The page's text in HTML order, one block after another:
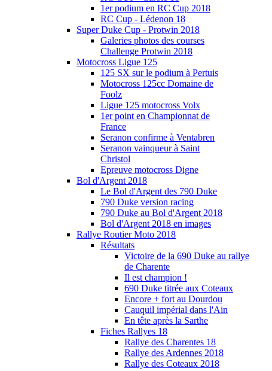
1er podium en RC Cup 2018
RC Cup - Lédenon 18
Super Duke Cup - Protwin 2018
Galeries photos des courses
Challenge Protwin 2018
Motocross Ligue 125
125 SX sur le podium à Pertuis
Motocross 125cc Domaine de
Foolz
Ligue 125 motocross Volx
1er point en Championnat de
France
Seranon confirme à Ventabren
Seranon vainqueur à Saint
Christol
Epreuve motocross Digne
Bol d'Argent 2018
Le Bol d'Argent des 790 Duke
790 Duke version racing
790 Duke au Bol d'Argent 2018
Bol d'Argent 2018 en images
Rallye Routier Moto 2018
Résultats
Victoire de la 690 Duke au rallye
de Charente
Il est champion !
690 Duke titrée aux Coteaux
Encore + fort au Dourdou
Cauquil impérial dans l'Ain
En tête après la Sarthe
Fiches Rallyes 18
Rallye des Charentes 18
Rallye des Ardennes 2018
Rallye des Coteaux 2018